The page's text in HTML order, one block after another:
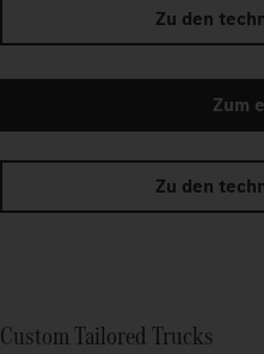
Zu den
Zum
Zu den
Custom Tailored Trucks